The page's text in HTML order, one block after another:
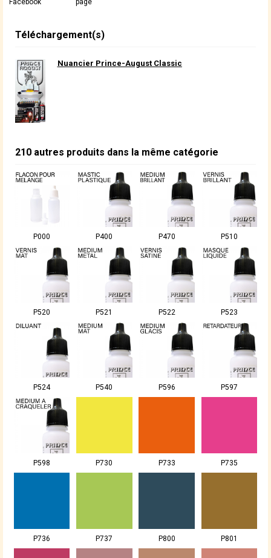
Facebook page
Téléchargement(s)
Nuancier Prince-August Classic
210 autres produits dans la même catégorie
P000 P400 P470 P510
P520 P521 P522 P523
P524 P540 P596 P597
P598 P730 P733 P735
P736 P737 P800 P801